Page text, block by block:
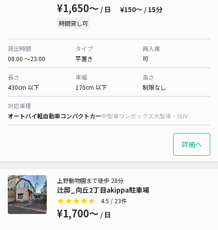
¥1,650〜 / 日 ¥150〜 / 15分
時間貸し可
貸出時間
08:00 〜23:00
タイプ
平置き
再入庫
可
長さ
430cm 以下
車幅
170cm 以下
高さ
制限なし
対応車種
オートバイ軽自動車コンパクトカー中型車ワンボックス大型車・SUV
詳細へ
辻邸_向丘2丁目akippa駐車場
上野動物園まで徒歩 28分
4.5 / 23件
¥1,700〜 / 日